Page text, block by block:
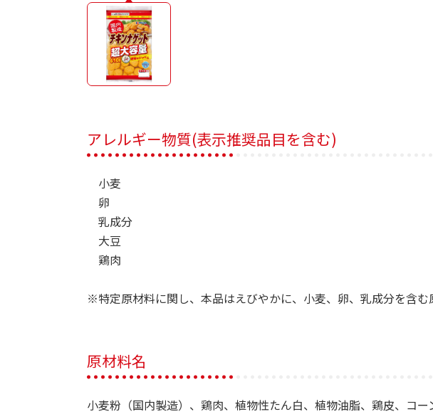
アレルギー物質(表示推奨品目を含む)
小麦
卵
乳成分
大豆
鶏肉
※特定原材料に関し、本品はえびやかに、小麦、卵、乳成分を含む
原材料名
小麦粉（国内製造）、鶏肉、植物性たん白、植物油脂、鶏皮、コ